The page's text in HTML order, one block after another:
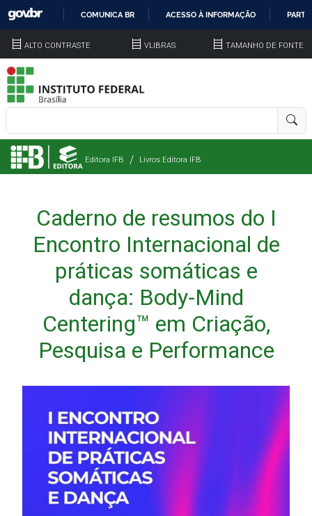
COMUNICA BR ACESSO À INFORMAÇÃO
ALTO CONTRASTE VLIBRAS TAMANHO DE FONTE
Editora IFB Livros Editora IFB
Caderno de resumos do I
Encontro Internacional de
práticas somáticas e
dança: Body-Mind
Centering™ em Criação,
Pesquisa e Performance